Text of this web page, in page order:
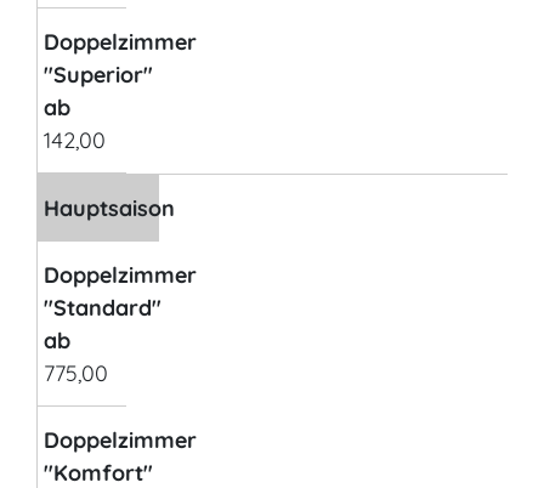
Doppelzimmer
"Superior"
ab
142,00
Hauptsaison
Doppelzimmer
"Standard"
ab
775,00
Doppelzimmer
"Komfort"